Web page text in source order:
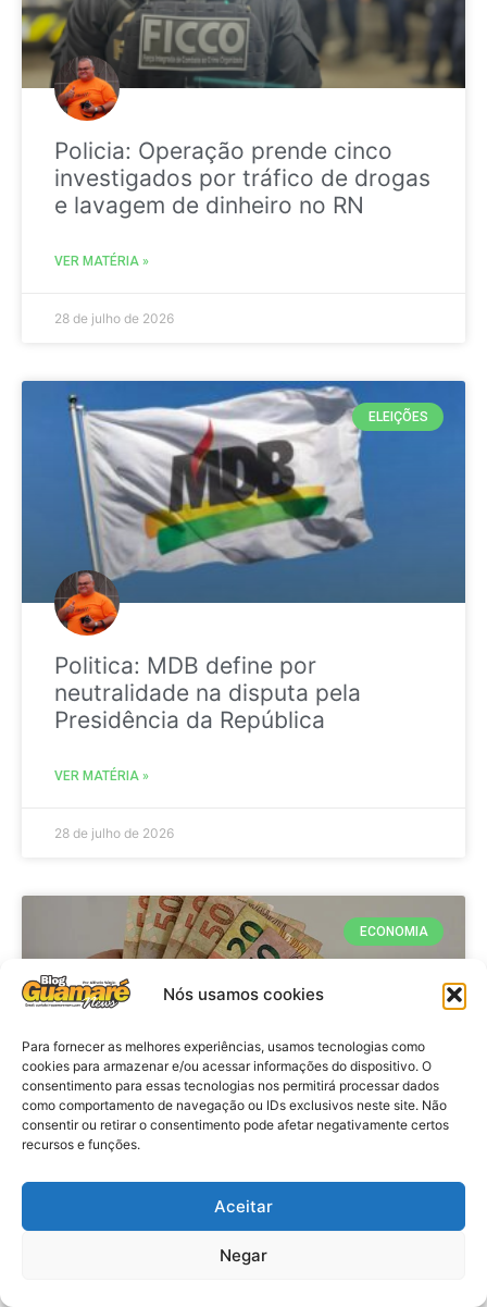
Nós usamos cookies
Para fornecer as melhores experiências, usamos tecnologias como
cookies para armazenar e/ou acessar informações do dispositivo. O
consentimento para essas tecnologias nos permitirá processar dados
como comportamento de navegação ou IDs exclusivos neste site. Não
consentir ou retirar o consentimento pode afetar negativamente certos
recursos e funções.
Aceitar
Negar
Policia: Operação prende cinco
investigados por tráfico de drogas
e lavagem de dinheiro no RN
VER MATÉRIA »
28 de julho de 2026
ELEIÇÕES
Politica: MDB define por
neutralidade na disputa pela
Presidência da República
VER MATÉRIA »
28 de julho de 2026
ECONOMIA
Economia: Beneficiários com NIS
de final 7 recebem Bolsa Família
de julho